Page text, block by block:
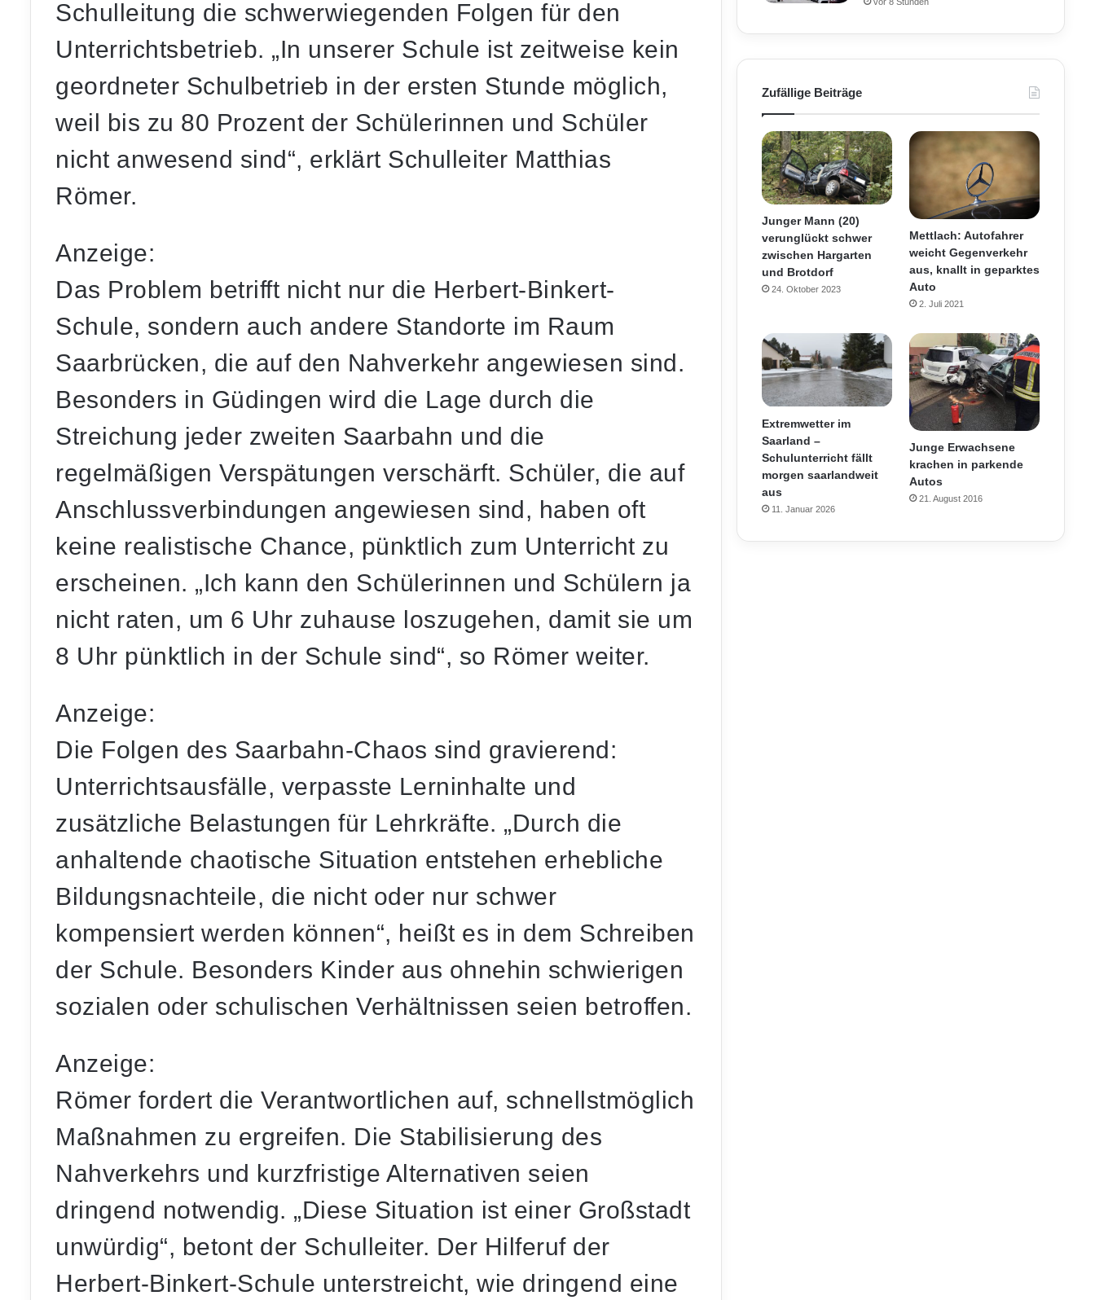
Schulleitung die schwerwiegenden Folgen für den
Unterrichtsbetrieb. „In unserer Schule ist zeitweise kein
geordneter Schulbetrieb in der ersten Stunde möglich,
weil bis zu 80 Prozent der Schülerinnen und Schüler
nicht anwesend sind“, erklärt Schulleiter Matthias
Römer.
Anzeige:
Das Problem betrifft nicht nur die Herbert-Binkert-
Schule, sondern auch andere Standorte im Raum
Saarbrücken, die auf den Nahverkehr angewiesen sind.
Besonders in Güdingen wird die Lage durch die
Streichung jeder zweiten Saarbahn und die
regelmäßigen Verspätungen verschärft. Schüler, die auf
Anschlussverbindungen angewiesen sind, haben oft
keine realistische Chance, pünktlich zum Unterricht zu
erscheinen. „Ich kann den Schülerinnen und Schülern ja
nicht raten, um 6 Uhr zuhause loszugehen, damit sie um
8 Uhr pünktlich in der Schule sind“, so Römer weiter.
Anzeige:
Die Folgen des Saarbahn-Chaos sind gravierend:
Unterrichtsausfälle, verpasste Lerninhalte und
zusätzliche Belastungen für Lehrkräfte. „Durch die
anhaltende chaotische Situation entstehen erhebliche
Bildungsnachteile, die nicht oder nur schwer
kompensiert werden können“, heißt es in dem Schreiben
der Schule. Besonders Kinder aus ohnehin schwierigen
sozialen oder schulischen Verhältnissen seien betroffen.
Anzeige:
Römer fordert die Verantwortlichen auf, schnellstmöglich
Maßnahmen zu ergreifen. Die Stabilisierung des
Nahverkehrs und kurzfristige Alternativen seien
dringend notwendig. „Diese Situation ist einer Großstadt
unwürdig“, betont der Schulleiter. Der Hilferuf der
Herbert-Binkert-Schule unterstreicht, wie dringend eine
Zufällige Beiträge
Junger Mann (20)
verunglückt schwer
zwischen Hargarten
und Brotdorf
24. Oktober 2023
Mettlach: Autofahrer
weicht Gegenverkehr
aus, knallt in geparktes
Auto
2. Juli 2021
Extremwetter im
Saarland –
Schulunterricht fällt
morgen saarlandweit
aus
11. Januar 2026
Junge Erwachsene
krachen in parkende
Autos
21. August 2016